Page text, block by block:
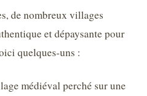
de nombreux villages
et dépaysante pour
quelques-uns :
médiéval perché sur une